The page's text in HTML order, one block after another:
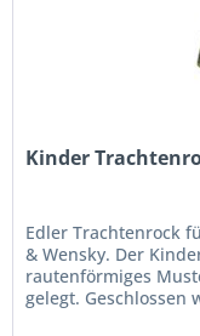
Kinder
Edler Trachtenrock
& Wensky. Der
rautenförmiges
gelegt. Geschlossen